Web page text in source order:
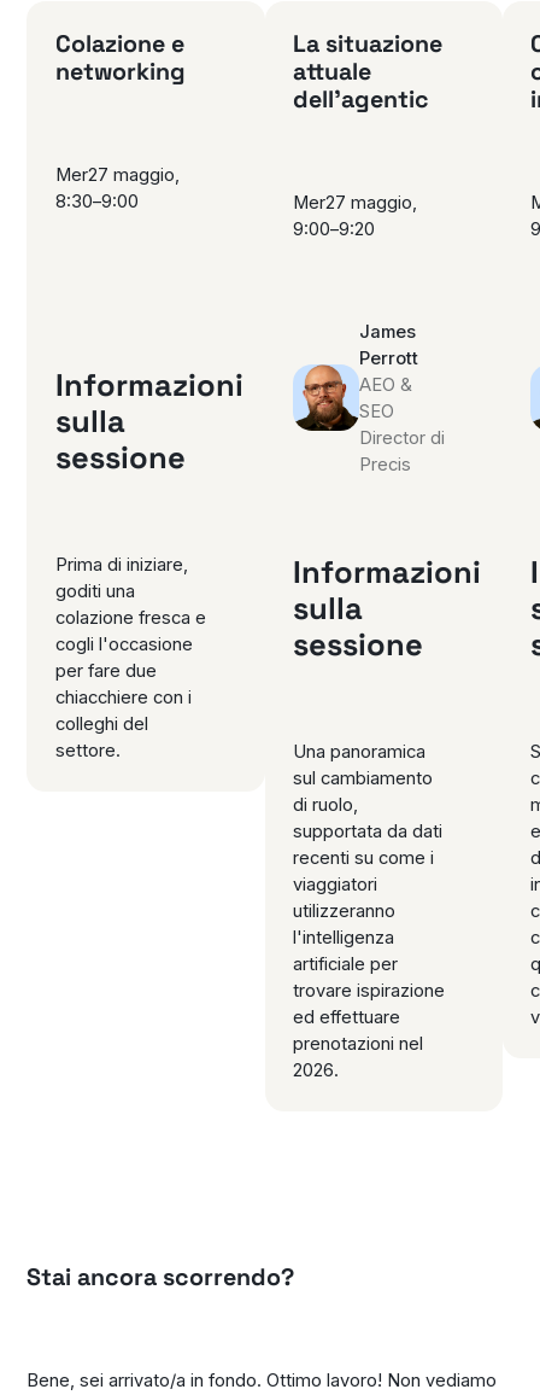
Colazione e
networking
Mer27 maggio,
8:30–9:00
Informazioni
sulla
sessione
Prima di iniziare,
goditi una
colazione fresca e
cogli l'occasione
per fare due
chiacchiere con i
colleghi del
settore.
La situazione
attuale
dell'agentic
Mer27 maggio,
9:00–9:20
James
Perrott
AEO &
SEO
Director di
Precis
Informazioni
sulla
sessione
Una panoramica
sul cambiamento
di ruolo,
supportata da dati
recenti su come i
viaggiatori
utilizzeranno
l'intelligenza
artificiale per
trovare ispirazione
ed effettuare
prenotazioni nel
2026.
Stai ancora scorrendo?
Bene, sei arrivato/a in fondo. Ottimo lavoro! Non vediamo